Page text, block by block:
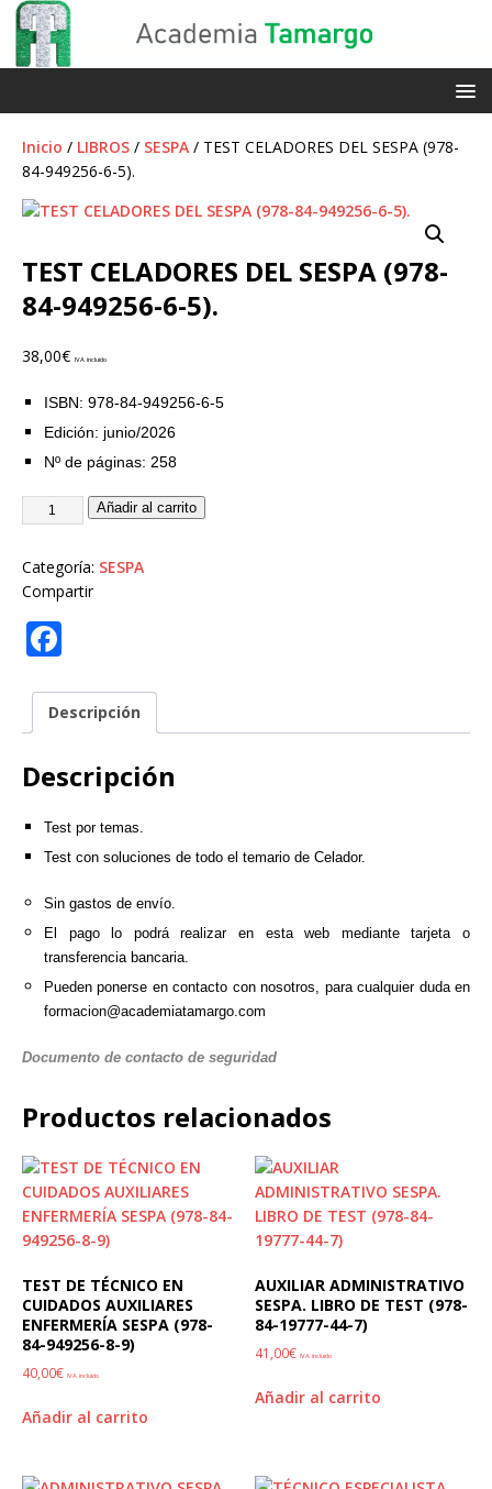
Inicio / LIBROS / SESPA / TEST CELADORES DEL SESPA (978-
84-949256-6-5).
TEST CELADORES DEL SESPA (978-
84-949256-6-5).
38,00€ IVA incluido
ISBN: 978-84-949256-6-5
Edición: junio/2026
Nº de páginas: 258
Añadir al carrito
Categoría: SESPA
Compartir
c
b
o
o
Descripción
Descripción
Test por temas.
Test con soluciones de todo el temario de Celador.
Sin gastos de envío.
El pago lo podrá realizar en esta web mediante tarjeta o
transferencia bancaria.
Pueden ponerse en contacto con nosotros, para cualquier duda en
formacion@academiatamargo.com
Documento de contacto de seguridad
Productos relacionados
TEST DE TÉCNICO EN
CUIDADOS AUXILIARES
ENFERMERÍA SESPA (978-
84-949256-8-9)
40,00€ IVA incluido
Añadir al carrito
AUXILIAR ADMINISTRATIVO
SESPA. LIBRO DE TEST (978-
84-19777-44-7)
41,00€ IVA incluido
Añadir al carrito